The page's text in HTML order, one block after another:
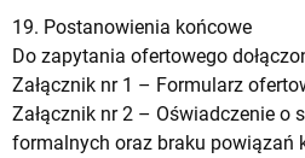
19. Postanowienia końcowe
Do zapytania ofertowego
Załącznik nr 1 – Formularz
Załącznik nr 2 – Oświadczenie o
formalnych oraz braku powiązań